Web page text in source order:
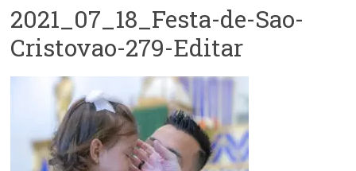
–
Luz
Arquidiocese
Paulo
2021_07_18_Festa-de-Sao-
Cristovao-279-Editar